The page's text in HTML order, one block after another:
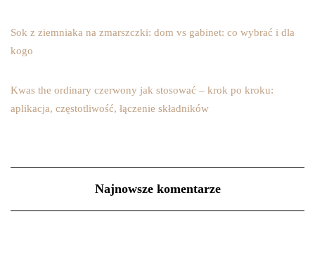
Sok z ziemniaka na zmarszczki: dom vs gabinet: co wybrać i dla
kogo
Kwas the ordinary czerwony jak stosować – krok po kroku:
aplikacja, częstotliwość, łączenie składników
Najnowsze komentarze